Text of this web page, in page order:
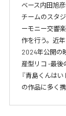
ベース内田旭
チームのスタ
ーモニー交響
作を行う。近
2024年公開の
産型リコ -最後
『青島くんは
の作品に多く携